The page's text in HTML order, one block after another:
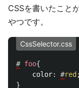
CSSを書いたこと
やつです。
CssSelector.css
# foo{
color: #red ;
}